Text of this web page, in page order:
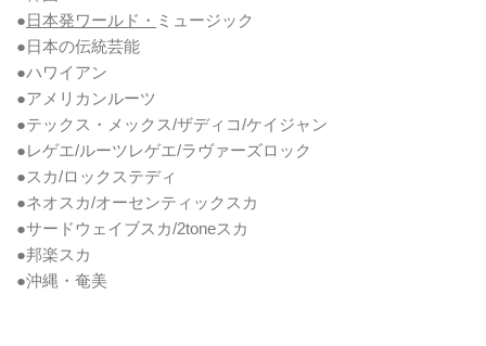
●日本発ワールド・ ミュージック
●日本の伝統芸能
●ハワイアン
●アメリカンルーツ
●テックス・メックス/ザディコ/ケイジャン
●レゲエ/ルーツレゲエ/ラヴァーズロック
●スカ/ロックステディ
●ネオスカ/オーセンティックスカ
●サードウェイブスカ/2toneスカ
●邦楽スカ
●沖縄・奄美